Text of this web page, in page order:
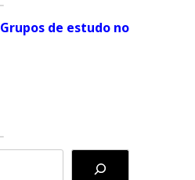
Grupos de estudo no